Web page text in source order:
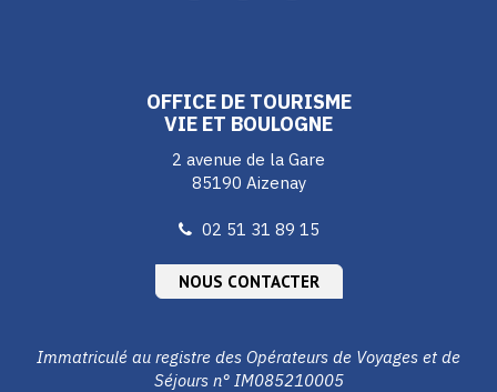
vers
vers
vers
OFFICE DE TOURISME
VIE ET BOULOGNE
2 avenue de la Gare
85190 Aizenay
02 51 31 89 15
NOUS CONTACTER
Immatriculé au registre des Opérateurs de Voyages et de
Séjours n° IM085210005